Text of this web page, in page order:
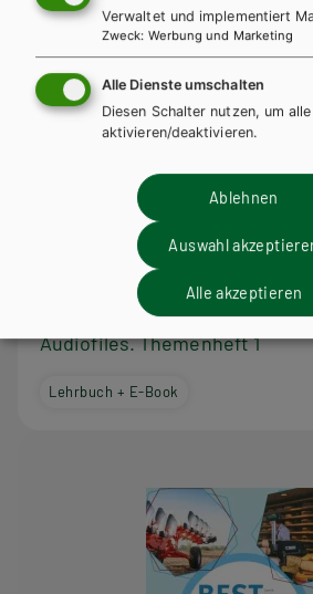
Best Shots for Agriculture and
Audiofiles. Themenheft 1
Lehrbuch + E-Book
Verwaltet und implementiert
Zweck: Werbung und Marketing
Alle Dienste umschalten
Diesen Schalter nutzen, um
aktivieren/deaktivieren.
Ablehnen
Auswahl
Alle akzeptieren